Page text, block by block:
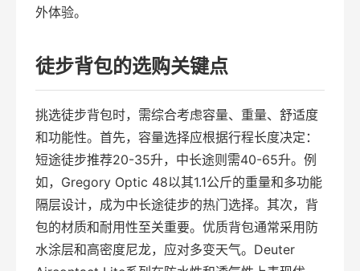
外体验。
徒步背包的选购关键点
挑选徒步背包时，需综合考虑容量、重量、舒适度
和功能性。首先，容量选择应根据行程长度决定：
短途徒步推荐20-35升，中长途则需40-65升。例
如，Gregory Optic 48以其1.1公斤的重量和多功能
隔层设计，成为中长途徒步的热门选择。其次，背
包的材质和耐用性至关重要。优质背包通常采用防
水涂层和高密度尼龙，应对多变天气。Deuter